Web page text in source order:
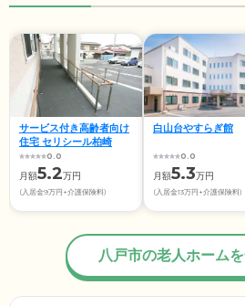
サービス付き高齢者向け
住宅 セリシール柏崎
0.0
月額5.2万円
(入居金9万円+介護保険料)
白山台やすらぎ館
0.0
月額5.3万円
(入居金13万円+介護保険料)
八戸市の老人ホーム